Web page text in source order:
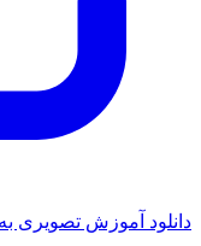
دانلود آموزش تصویری